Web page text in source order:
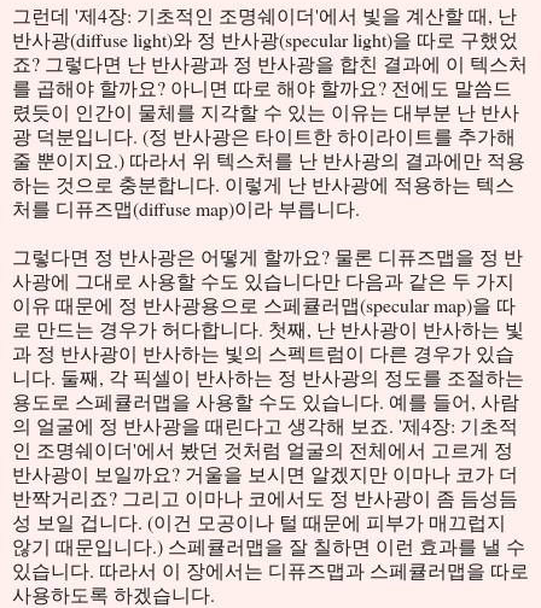
그런데 '제4장: 기초적인 조명쉐이더'에서 빛을 계산할 때, 난
반사광(diffuse light)와 정 반사광(specular light)을 따로 구했었
죠? 그렇다면 난 반사광과 정 반사광을 합친 결과에 이 텍스처
를 곱해야 할까요? 아니면 따로 해야 할까요? 전에도 말씀드
렸듯이 인간이 물체를 지각할 수 있는 이유는 대부분 난 반사
광 덕분입니다. (정 반사광은 타이트한 하이라이트를 추가해
줄 뿐이지요.) 따라서 위 텍스처를 난 반사광의 결과에만 적용
하는 것으로 충분합니다. 이렇게 난 반사광에 적용하는 텍스
처를 디퓨즈맵(diffuse map)이라 부릅니다.
그렇다면 정 반사광은 어떻게 할까요? 물론 디퓨즈맵을 정 반
사광에 그대로 사용할 수도 있습니다만 다음과 같은 두 가지
이유 때문에 정 반사광용으로 스페큘러맵(specular map)을 따
로 만드는 경우가 허다합니다. 첫째, 난 반사광이 반사하는 빛
과 정 반사광이 반사하는 빛의 스펙트럼이 다른 경우가 있습
니다. 둘째, 각 픽셀이 반사하는 정 반사광의 정도를 조절하는
용도로 스페큘러맵을 사용할 수도 있습니다. 예를 들어, 사람
의 얼굴에 정 반사광을 때린다고 생각해 보죠. '제4장: 기초적
인 조명쉐이더'에서 봤던 것처럼 얼굴의 전체에서 고르게 정
반사광이 보일까요? 거울을 보시면 알겠지만 이마나 코가 더
반짝거리죠? 그리고 이마나 코에서도 정 반사광이 좀 듬성듬
성 보일 겁니다. (이건 모공이나 털 때문에 피부가 매끄럽지
않기 때문입니다.) 스페큘러맵을 잘 칠하면 이런 효과를 낼 수
있습니다. 따라서 이 장에서는 디퓨즈맵과 스페큘러맵을 따로
사용하도록 하겠습니다.